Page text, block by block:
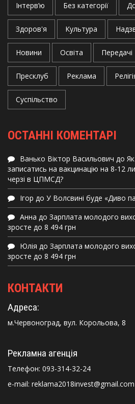
Інтерв’ю Без категорії
Здоров'я Культура
Новини Освіта Передачі
Пресклуб Реклама
Суспільство
ОСТАННІ КОМЕНТАРІ
Ванько Віктор Васильович до
записатись на вакцинацію на 8-12
черзі в ЦПМСД?
Ігор до У Волсвині буде «Диво
Анна до Зарплата молодого
зросте до 8 494 грн
Юлія до Зарплата молодого
зросте до 8 494 грн
КОНТАКТИ
Адреса:
м.Червоноград, вул. Корольова, 8
Рекламна агенція
Телефон: 093-314-32-24
e-mail: reklama2018invest@gmail.com